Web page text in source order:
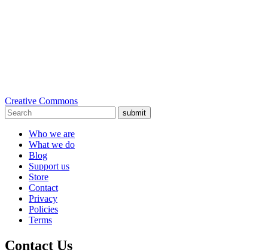
Creative Commons
submit
Who we are
What we do
Blog
Support us
Store
Contact
Privacy
Policies
Terms
Contact Us